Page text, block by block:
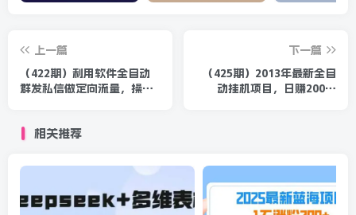
上一篇
（422期）利用软件全自动
群发私信做定向流量，操作
下一篇
（425期）2013年最新全自
动挂机项目，日赚200元
相关推荐